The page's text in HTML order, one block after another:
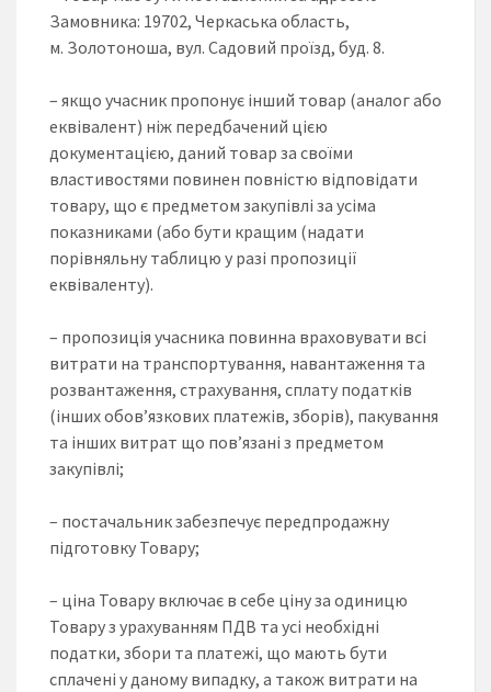
Замовника: 19702, Черкаська область,
м. Золотоноша, вул. Садовий проїзд, буд. 8.
– якщо учасник пропонує інший товар (аналог або
еквівалент) ніж передбачений цією
документацією, даний товар за своїми
властивостями повинен повністю відповідати
товару, що є предметом закупівлі за усіма
показниками (або бути кращим (надати
порівняльну таблицю у разі пропозиції
еквіваленту).
– пропозиція учасника повинна враховувати всі
витрати на транспортування, навантаження та
розвантаження, страхування, сплату податків
(інших обов’язкових платежів, зборів), пакування
та інших витрат що пов’язані з предметом
закупівлі;
– постачальник забезпечує передпродажну
підготовку Товару;
– ціна Товару включає в себе ціну за одиницю
Товару з урахуванням ПДВ та усі необхідні
податки, збори та платежі, що мають бути
сплачені у даному випадку, а також витрати на